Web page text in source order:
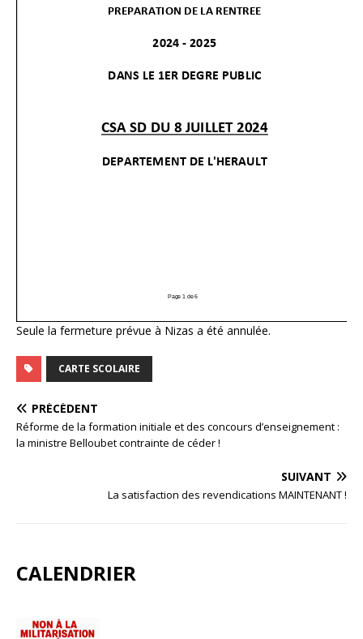
Seule la fermeture prévue à Nizas a été annulée.
CARTE SCOLAIRE
PRÉCÉDENT
Réforme de la formation initiale et des concours d’enseignement :
la ministre Belloubet contrainte de céder !
SUIVANT
La satisfaction des revendications MAINTENANT !
CALENDRIER